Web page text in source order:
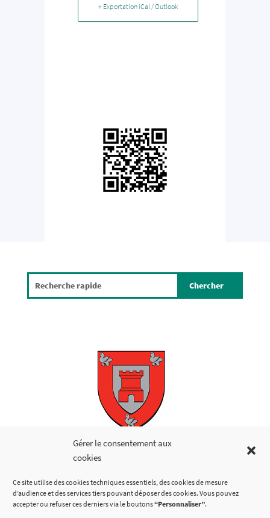
Gérer le consentement aux
cookies
Ce site utilise des cookies techniques essentiels, des cookies de mesure
d’audience et des services tiers pouvant déposer des cookies. Vous pouvez
accepter ou refuser ces derniers via le boutons“Personnaliser”.
+ Exportation iCal / Outlook
Copyright © 2026